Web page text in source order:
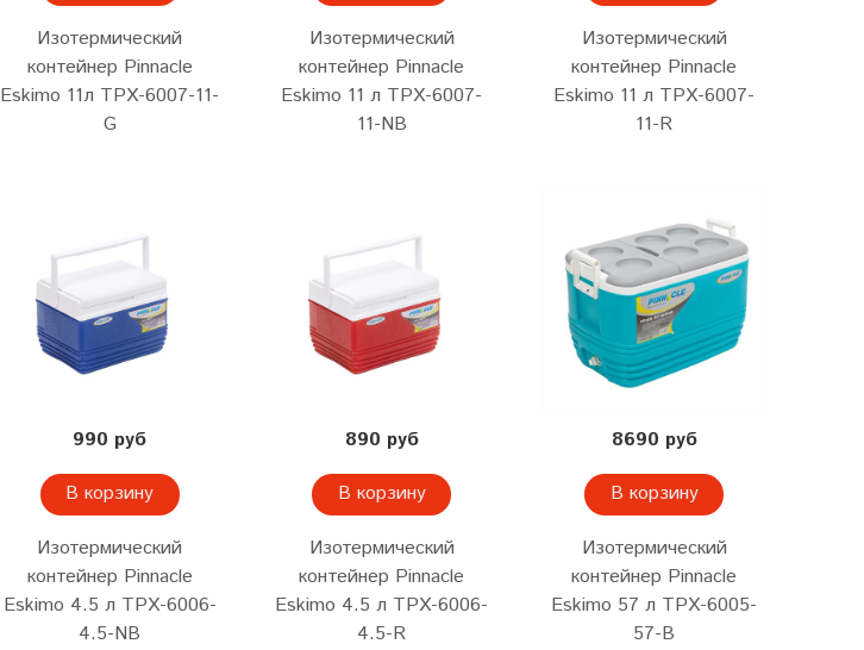
Изотермический
контейнер Pinnacle
Eskimo 11л TPX-6007-11-
G
Изотермический
контейнер Pinnacle
Eskimo 11 л TPX-6007-
11-NB
Изотермический
контейнер Pinnacle
Eskimo 11 л TPX-6007-
11-R
990 руб
В корзину
Изотермический
контейнер Pinnacle
Eskimo 4.5 л TPX-6006-
4.5-NB
890 руб
В корзину
Изотермический
контейнер Pinnacle
Eskimo 4.5 л TPX-6006-
4.5-R
8690 руб
В корзину
Изотермический
контейнер Pinnacle
Eskimo 57 л TPX-6005-
57-B